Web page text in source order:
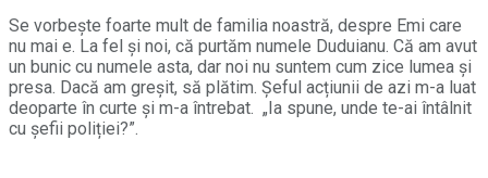
Se vorbește foarte mult de familia noastră, despre Emi care
nu mai e. La fel și noi, că purtăm numele Duduianu. Că am avut
un bunic cu numele asta, dar noi nu suntem cum zice lumea și
presa. Dacă am greșit, să plătim. Șeful acțiunii de azi m-a luat
deoparte în curte și m-a întrebat. „Ia spune, unde te-ai întâlnit
cu șefii poliției?”.